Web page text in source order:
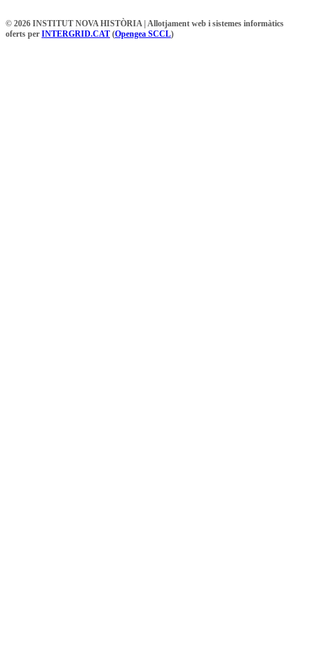
© 2026 INSTITUT NOVA HISTÒRIA | Allotjament web i sistemes informàtics
oferts per INTERGRID.CAT (Opengea SCCL)